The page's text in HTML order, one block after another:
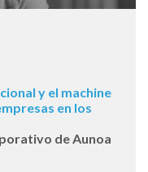
y el machine
en los
de Aunoa